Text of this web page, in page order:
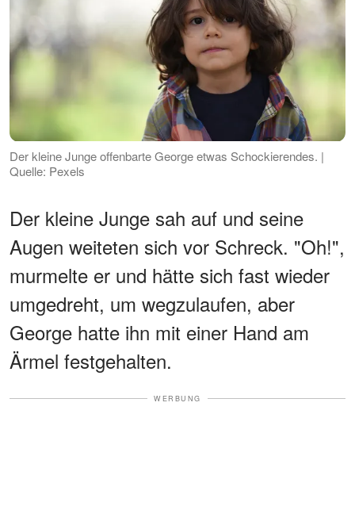
Der kleine Junge offenbarte George etwas Schockierendes. |
Quelle: Pexels
Der kleine Junge sah auf und seine
Augen weiteten sich vor Schreck. "Oh!",
murmelte er und hätte sich fast wieder
umgedreht, um wegzulaufen, aber
George hatte ihn mit einer Hand am
Ärmel festgehalten.
WERBUNG